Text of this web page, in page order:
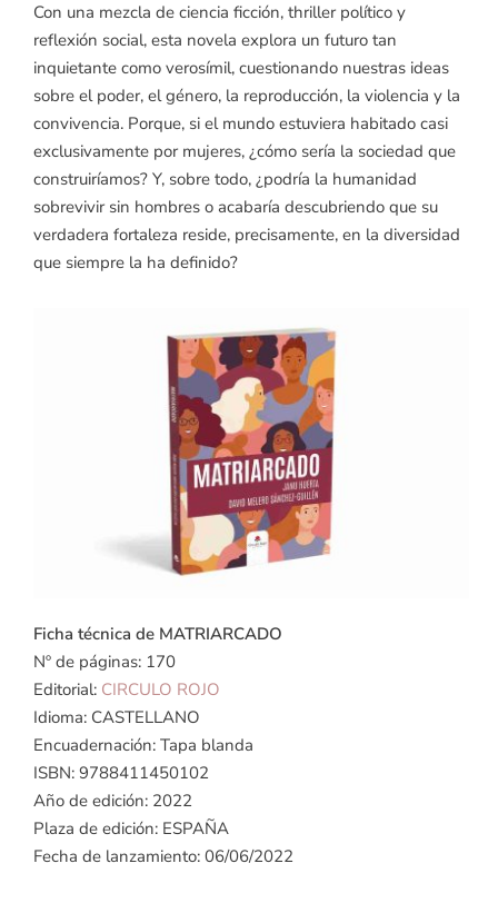
Con una mezcla de ciencia ficción, thriller político y
reflexión social, esta novela explora un futuro tan
inquietante como verosímil, cuestionando nuestras ideas
sobre el poder, el género, la reproducción, la violencia y la
convivencia. Porque, si el mundo estuviera habitado casi
exclusivamente por mujeres, ¿cómo sería la sociedad que
construiríamos? Y, sobre todo, ¿podría la humanidad
sobrevivir sin hombres o acabaría descubriendo que su
verdadera fortaleza reside, precisamente, en la diversidad
que siempre la ha definido?
Ficha técnica de MATRIARCADO
Nº de páginas: 170
Editorial: CIRCULO ROJO
Idioma: CASTELLANO
Encuadernación: Tapa blanda
ISBN: 9788411450102
Año de edición: 2022
Plaza de edición: ESPAÑA
Fecha de lanzamiento: 06/06/2022